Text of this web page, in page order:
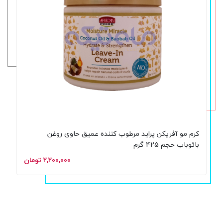
کرم مو آفریکن پراید مرطوب کننده عمیق حاوی روغن
بائوباب حجم 425 گرم
۲,۲۰۰,۰۰۰ تومان